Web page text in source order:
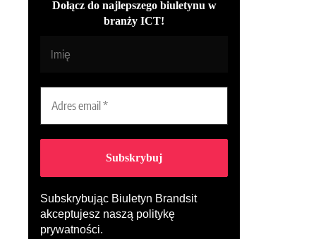
Dołącz do najlepszego biuletynu w
branży ICT!
Subskrybując Biuletyn Brandsit
akceptujesz naszą politykę
prywatności.